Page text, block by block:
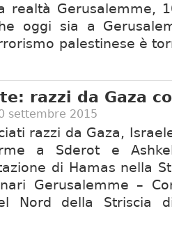
realtà Gerusalemme,
oggi sia a
palestinese è
razzi da Gaza
settembre 2015
razzi da Gaza,
a Sderot e
di Hamas nella
Gerusalemme –
Nord della Striscia